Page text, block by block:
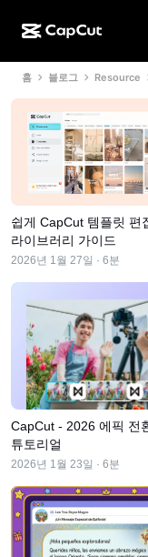
CapCut 데스크
CapCut 온라인
CapCut Pad
CapCut 모바일
Dreamina AI
Pippit AI
AI 디자인
동영상 스튜디오
AI 동영상 생성기
AI 이미지 생성기
AI 이미지 보정기
Dreamina
Nano Banana
Gemini Omni
텍스트 및 오디오
자동 캡션
캡션 템플릿
AI 도구
동영상 에디터 및
이미지 에디터 및
음성 생성기 및 에
더 보기
사용 사례
소셜 미디어
마케팅
라이프스타일 및
사용자 지정 디자
더 보기
소셜 미디어 템플
홀리데이 템플릿
더 보기
캘린더 템플릿
효과 템플릿
비즈니스 템플릿
산업 템플릿
요약 템플릿
커뮤니티
이니셔티브
제휴 사용자
개척자 프로그램
크리에이티브 파
CapCut 크리에이
도움말
보안 센터
고객 지원 센터
공지
홈 블로그 Resource
쉽게 CapCut 템플릿 편
라이브러리 가이드
2026년 1월 27일 · 6분
CapCut - 2026 에픽 전
튜토리얼
2026년 1월 23일 · 6분